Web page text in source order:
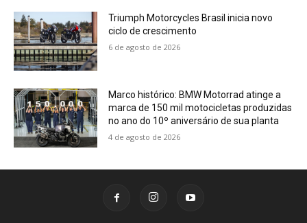
Triumph Motorcycles Brasil inicia novo
ciclo de crescimento
6 de agosto de 2026
Marco histórico: BMW Motorrad atinge a
marca de 150 mil motocicletas produzidas
no ano do 10º aniversário de sua planta
4 de agosto de 2026